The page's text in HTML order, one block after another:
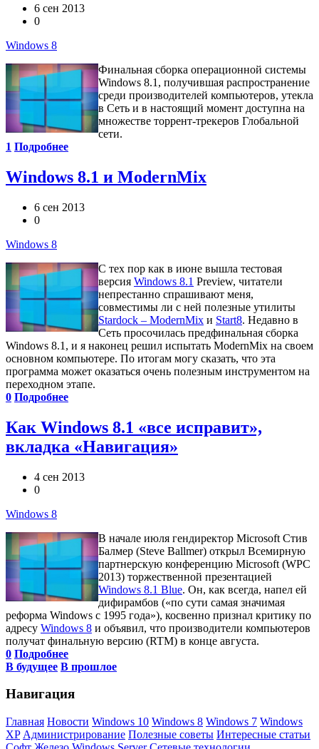
6 сен 2013
0
Windows 8
Финальная сборка операционной системы
Windows 8.1, получившая распространение
среди производителей компьютеров, утекла
в Сеть и в настоящий момент доступна на
множестве торрент-трекеров Глобальной
сети.
1 Подробнее
Windows 8.1 и ModernMix
6 сен 2013
0
Windows 8
С тех пор как в июне вышла тестовая
версия Windows 8.1 Preview, читатели
непрестанно спрашивают меня,
совместимы ли с ней полезные утилиты
Stardock – ModernMix и Start8. Недавно в
Сеть просочилась предфинальная сборка
Windows 8.1, и я наконец решил испытать ModernMix на своем
основном компьютере. По итогам могу сказать, что эта
программа может оказаться очень полезным инструментом на
переходном этапе.
0 Подробнее
Как Windows 8.1 «все исправит»,
вкладка «Навигация»
4 сен 2013
0
Windows 8
В начале июля гендиректор Microsoft Стив
Балмер (Steve Ballmer) открыл Всемирную
партнерскую конференцию Microsoft (WPC
2013) торжественной презентацией
Windows 8.1 Blue. Он, как всегда, напел ей
дифирамбов («по сути самая значимая
реформа Windows с 1995 года»), косвенно признал критику по
адресу Windows 8 и объявил, что производители компьютеров
получат финальную версию (RTM) в конце августа.
0 Подробнее
В будущее В прошлое
Навигация
Главная Новости Windows 10 Windows 8 Windows 7 Windows
XP Администрирование Полезные советы Интересные статьи